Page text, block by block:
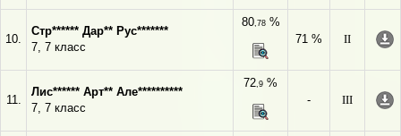
10.
Стр****** Дар** Рус*******
7, 7 класс
80,78%
71 %
II
11.
Лис****** Арт** Але**********
7, 7 класс
72,9 %
-
III